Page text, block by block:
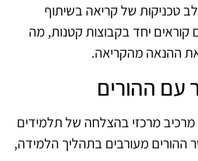
טכניקות של קריאה בשיתוף
קוראים יחד בקבוצות קטנות, מה
ההנאה מהקריאה.
עם ההורים
מרכזי בהצלחה של תלמידים
ההורים מעורבים בתהליך הלמידה,